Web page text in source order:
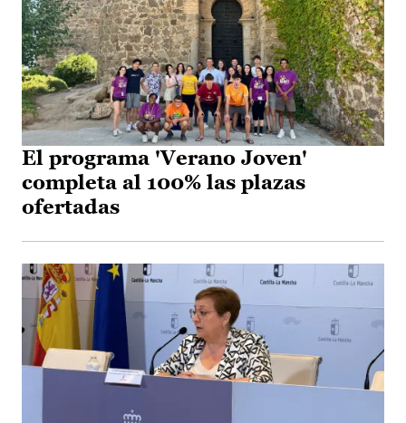
El programa 'Verano Joven'
completa al 100% las plazas
ofertadas